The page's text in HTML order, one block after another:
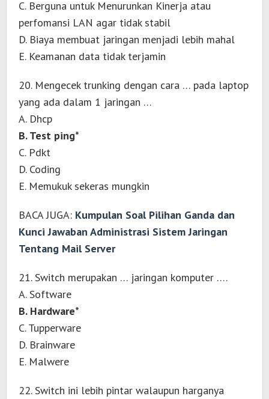
C. Berguna untuk Menurunkan Kinerja atau
perfomansi LAN agar tidak stabil
D. Biaya membuat jaringan menjadi lebih mahal
E. Keamanan data tidak terjamin
20. Mengecek trunking dengan cara … pada laptop
yang ada dalam 1 jaringan …
A. Dhcp
B. Test ping*
C. Pdkt
D. Coding
E. Memukuk sekeras mungkin
BACA JUGA: Kumpulan Soal Pilihan Ganda dan
Kunci Jawaban Administrasi Sistem Jaringan
Tentang Mail Server
21. Switch merupakan … jaringan komputer ….
A. Software
B. Hardware*
C. Tupperware
D. Brainware
E. Malwere
22. Switch ini lebih pintar walaupun harganya